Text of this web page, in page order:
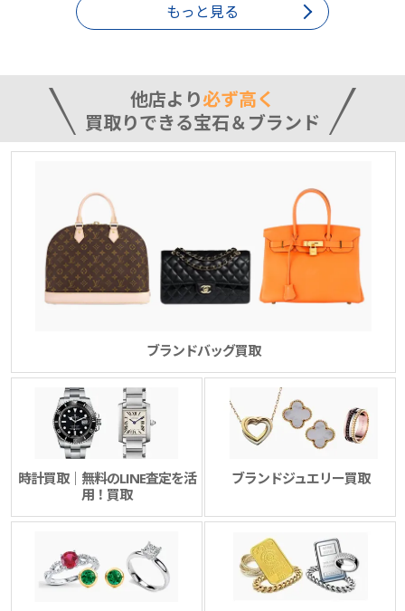
もっと見る
他店より必ず高く
買取りできる宝石＆ブランド
ブランドバッグ買取
時計買取｜無料のLINE査定を活
用！買取
ブランドジュエリー買取